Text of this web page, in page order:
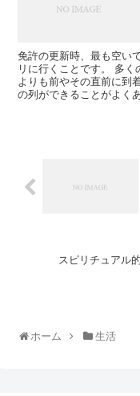
免許の更新時、最も空い
リに行くことです。 多
よりも前やその直前に到
の列ができることがよく
スピリチュアル
ホーム 生活